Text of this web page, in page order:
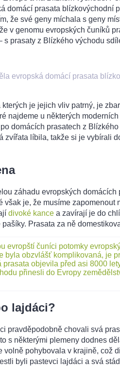
domácí prasata blízkovýchodní
že své geny míchala s geny
v genomu evropských čuníků
s prasaty z Blízkého východu
evropská domácí prasata
je jejich vliv patrný, je
najdeme u některých
domácích prasatech z
zvířata líbila, takže si je vybírali
záhadu evropských domácích
však je, že musíme zapomenout
divoké kance a zavírají je do
Prasata za ně
lajdáci?
pravděpodobně chovali svá
s některými plemeny dodnes
volně pohybovala v krajině, což
byli pastevci lajdáci a svá